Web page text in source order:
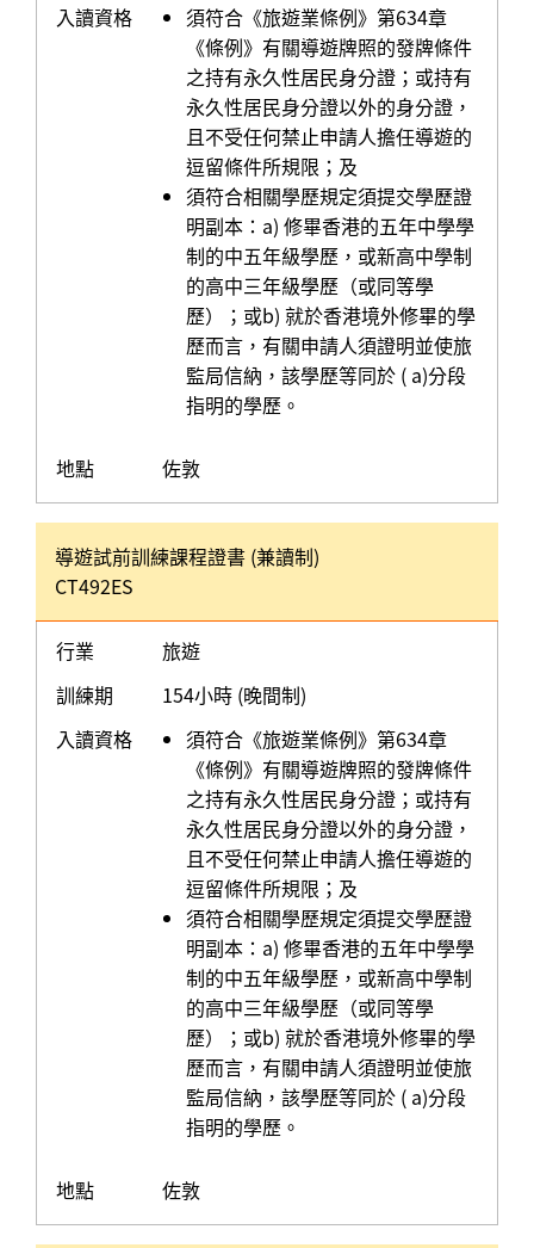
入讀資格
須符合《旅遊業條例》第634章
《條例》有關導遊牌照的發牌條件
之持有永久性居民身分證；或持有
永久性居民身分證以外的身分證，
且不受任何禁止申請人擔任導遊的
逗留條件所規限；及
須符合相關學歷規定須提交學歷證
明副本：a) 修畢香港的五年中學學
制的中五年級學歷，或新高中學制
的高中三年級學歷（或同等學
歷）；或b) 就於香港境外修畢的學
歷而言，有關申請人須證明並使旅
監局信納，該學歷等同於 ( a)分段
指明的學歷。
地點 佐敦
導遊試前訓練課程證書 (兼讀制)
CT492ES
行業
旅遊
訓練期
154小時 (晚間制)
入讀資格
須符合《旅遊業條例》第634章
《條例》有關導遊牌照的發牌條件
之持有永久性居民身分證；或持有
永久性居民身分證以外的身分證，
且不受任何禁止申請人擔任導遊的
逗留條件所規限；及
須符合相關學歷規定須提交學歷證
明副本：a) 修畢香港的五年中學學
制的中五年級學歷，或新高中學制
的高中三年級學歷（或同等學
歷）；或b) 就於香港境外修畢的學
歷而言，有關申請人須證明並使旅
監局信納，該學歷等同於 ( a)分段
指明的學歷。
地點 佐敦